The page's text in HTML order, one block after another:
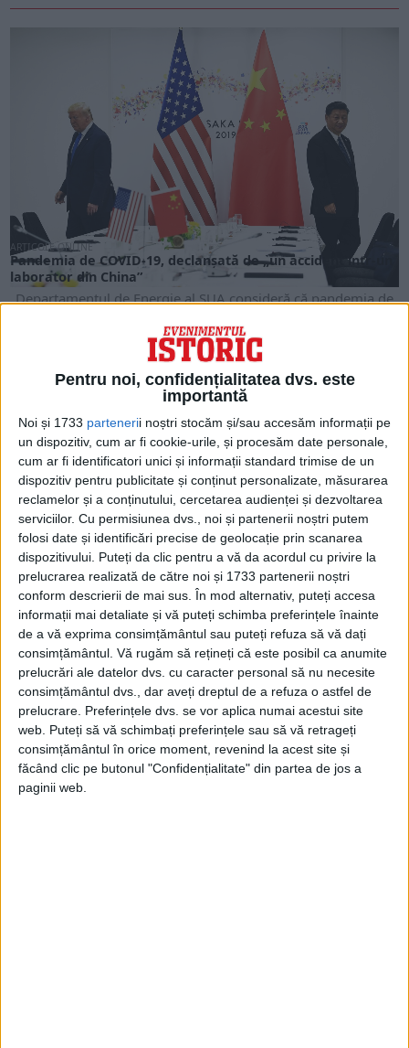
Pentru noi, confidențialitatea dvs. este
importantă
Noi și 1733 partenerii noștri stocăm și/sau accesăm informații pe
un dispozitiv, cum ar fi cookie-urile, și procesăm date personale,
cum ar fi identificatori unici și informații standard trimise de un
dispozitiv pentru publicitate și conținut personalizate, măsurarea
reclamelor și a conținutului, cercetarea audienței și dezvoltarea
serviciilor. Cu permisiunea dvs., noi și partenerii noștri putem
folosi date și identificări precise de geolocație prin scanarea
dispozitivului. Puteți da clic pentru a vă da acordul cu privire la
prelucrarea realizată de către noi și 1733 partenerii noștri
conform descrierii de mai sus. În mod alternativ, puteți accesa
informații mai detaliate și vă puteți schimba preferințele înainte
de a vă exprima consimțământul sau puteți refuza să vă dați
consimțământul. Vă rugăm să rețineți că este posibil ca anumite
prelucrări ale datelor dvs. cu caracter personal să nu necesite
consimțământul dvs., dar aveți dreptul de a refuza o astfel de
prelucrare. Preferințele dvs. se vor aplica numai acestui site
web. Puteți să vă schimbați preferințele sau să vă retrageți
consimțământul în orice moment, revenind la acest site și
făcând clic pe butonul "Confidențialitate" din partea de jos a
paginii web.
ARTICOLE ONLINE
Pandemia de COVID-19, declanșată de „un accident într-un
laborator din China”
Departamentul de Energie al SUA consideră că pandemia de
ARTICOLE ONLINE
Povestea tragică a dezastrului navetei spațiale Columbia –
și cum ar fi putut fi evitată
Milioane de oameni din întreaga lume au urmărit la 1
februarie 2003 momentul în care naveta...